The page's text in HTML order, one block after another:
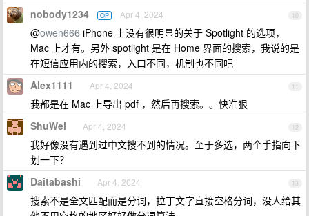
10
nobody1234 OP Apr 4, 2024
@owen666 iPhone 上没有很明显的关于 Spotlight 的选项，
Mac 上才有。另外 spotlight 是在 Home 界面的搜索，我说的是
在短信应用内的搜索，入口不同，机制也不同吧
11
Alex1111 Apr 4, 2024
我都是在 Mac 上导出 pdf ，然后再搜索。。快准狠
12
ShuWei Apr 4, 2024
我好像没有遇到过中文搜不到的情况。至于多选，两个手指向下
划一下？
13
Daitabashi Apr 4, 2024
搜索不是全文匹配而是分词，拉丁文字直接空格分词，没人给其